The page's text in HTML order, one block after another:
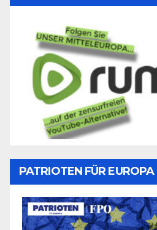
PATRIOTEN FÜR EUROPA